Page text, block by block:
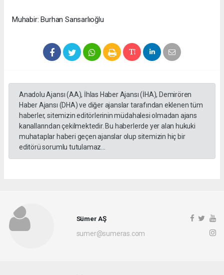
Muhabir: Burhan Sansarlıoğlu
Anadolu Ajansı (AA), İhlas Haber Ajansı (İHA), Demirören
Haber Ajansı (DHA) ve diğer ajanslar tarafından eklenen tüm
haberler, sitemizin editörlerinin müdahalesi olmadan ajans
kanallarından çekilmektedir. Bu haberlerde yer alan hukuki
muhataplar haberi geçen ajanslar olup sitemizin hiç bir
editörü sorumlu tutulamaz...
Sümer AŞ
sumer@sumeras.com